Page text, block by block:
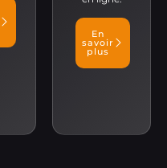
En
savoir
plus